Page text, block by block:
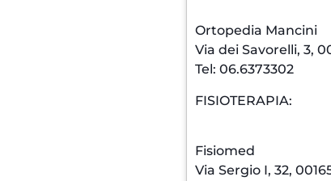
Via dei Savorelli, 3,
Tel: 06.6373302
FISIOTERAPIA:
Via Sergio I, 32,